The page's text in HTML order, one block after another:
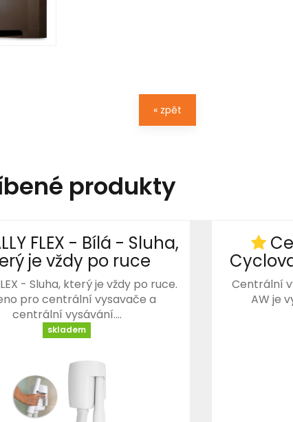
« zpět
produkty
FLEX - Bílá - Sluha,
je vždy po ruce
- Sluha, který je vždy po ruce.
pro centrální vysavače a
centrální vysávání.…
skladem
Centrální
AW je